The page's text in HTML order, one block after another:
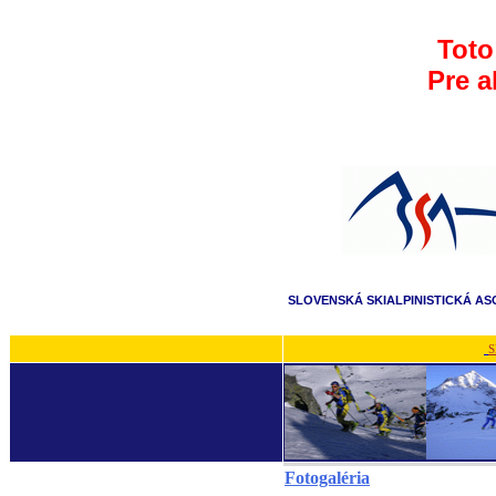
Pre
SLOVENSKÁ SKIALPINISTICKÁ
Fotogaléria